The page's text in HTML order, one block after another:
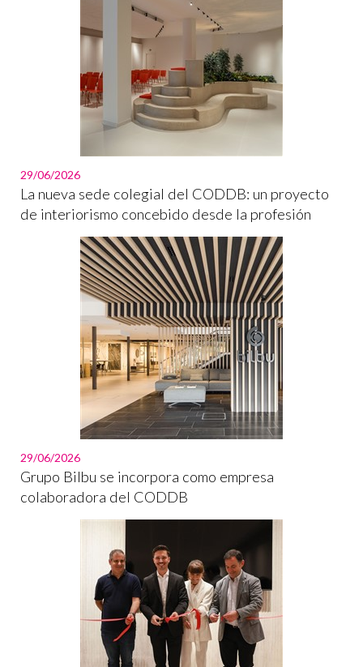
29/06/2026
La nueva sede colegial del CODDB: un proyecto
de interiorismo concebido desde la profesión
29/06/2026
Grupo Bilbu se incorpora como empresa
colaboradora del CODDB